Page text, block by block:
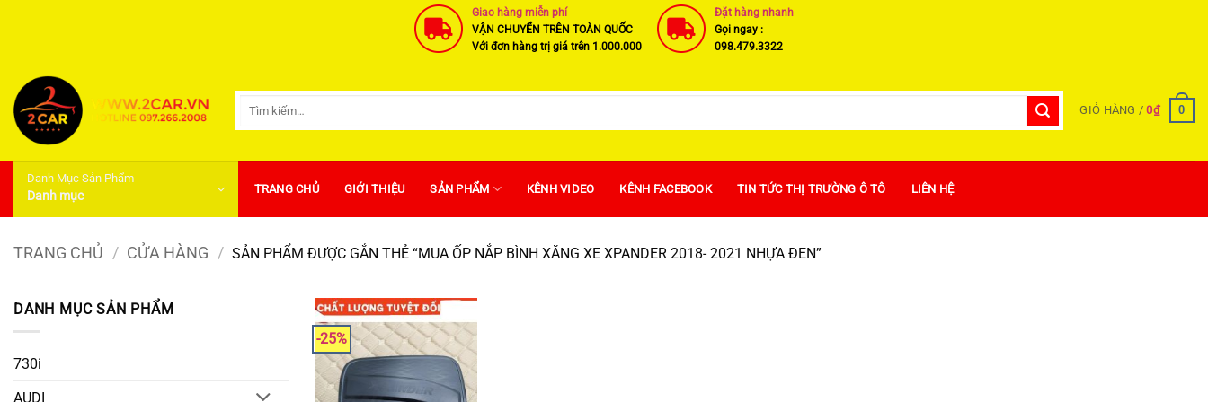
dung
Giao hàng miễn phí
VẬN CHUYỂN TRÊN TOÀN QUỐC
Với đơn hàng trị giá trên 1.000.000
Đặt hàng nhanh
Gọi ngay :
098.479.3322
GIỎ HÀNG /0₫ 0
Danh Mục Sản Phẩm
Danh mục TRANG CHỦ GIỚI THIỆU SẢN PHẨM KÊNH VIDEO KÊNH FACEBOOK TIN TỨC THỊ TRƯỜNG Ô TÔ LIÊN HỆ
TRANG CHỦ / CỬA HÀNG / SẢN PHẨM ĐƯỢC GẮN THẺ “MUA ỐP NẮP BÌNH XĂNG XE XPANDER 2018- 2021 NHỰA ĐEN”
DANH MỤC SẢN PHẨM
730i
AUDI
-25%